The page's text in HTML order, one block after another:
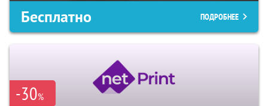
Бесплатно ПОДРОБНЕЕ
-30%